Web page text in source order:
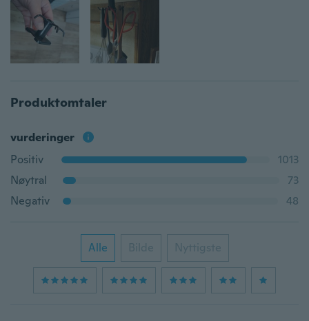
Produktomtaler
vurderinger
Positiv
1013
Nøytral
73
Negativ
48
Alle Bilde Nyttigste